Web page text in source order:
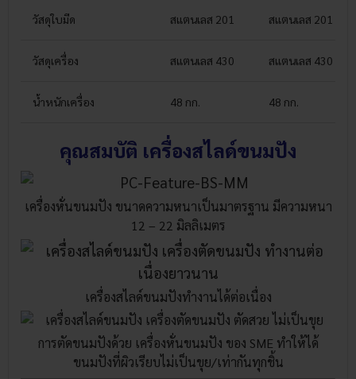
วัสดุใบมีด สแตนเลส 201 สแตนเลส 201
วัสดุเครื่อง สแตนเลส 430 สแตนเลส 430
น้ำหนักเครื่อง 48 กก. 48 กก.
คุณสมบัติ เครื่องสไลด์ขนมปัง
เครื่องหั่นขนมปัง ขนาดความหนาเป็นมาตรฐาน มีความหนา
12 – 22 มิลลิเมตร
เครื่องสไลด์ขนมปังทำงานได้ต่อเนื่อง
การตัดขนมปังด้วย เครื่องหั่นขนมปัง ของ SME ทำให้ได้
ขนมปังที่ผิวเรียบไม่เป็นขุย/เท่ากันทุกชิ้น